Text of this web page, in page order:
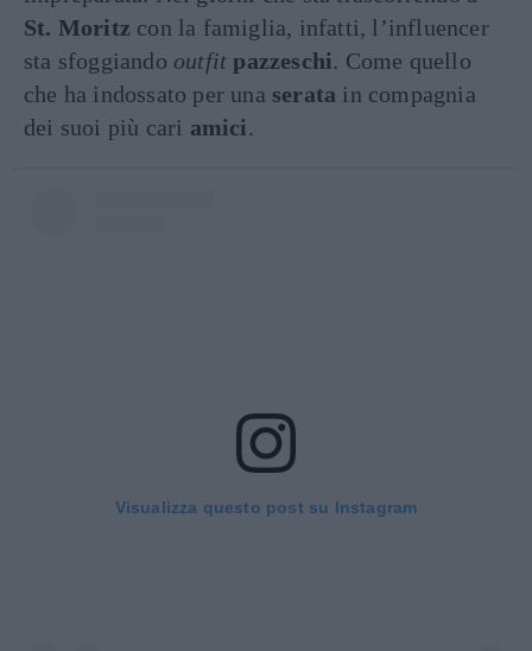
St. Moritz con la famiglia, infatti, l’influencer
sta sfoggiando outfit pazzeschi. Come quello
che ha indossato per una serata in compagnia
dei suoi più cari amici.
Visualizza questo post su Instagram